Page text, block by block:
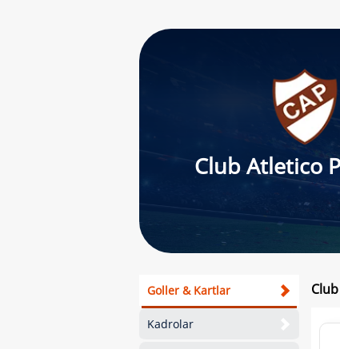
Club Atletico
Goller & Kartlar
Kadrolar